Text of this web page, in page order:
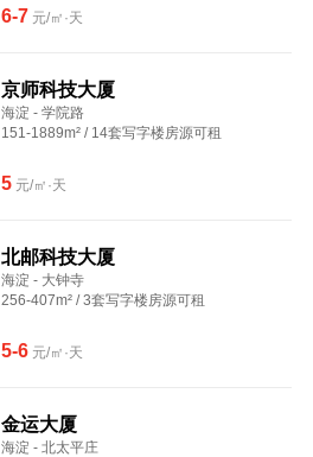
6-7 元/㎡·天
京师科技大厦
海淀 - 学院路
151-1889m² / 14套写字楼房源可租
5元/㎡·天
北邮科技大厦
海淀 - 大钟寺
256-407m² / 3套写字楼房源可租
5-6元/㎡·天
金运大厦
海淀 - 北太平庄